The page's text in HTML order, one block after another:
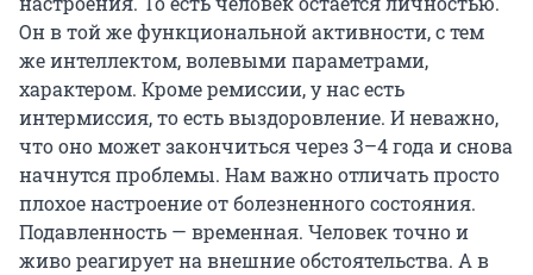
Он в той же функциональной активности, с тем
же интеллектом, волевыми параметрами,
характером. Кроме ремиссии, у нас есть
интермиссия, то есть выздоровление. И неважно,
что оно может закончиться через 3–4 года и снова
начнутся проблемы. Нам важно отличать просто
плохое настроение от болезненного состояния.
Подавленность — временная. Человек точно и
живо реагирует на внешние обстоятельства. А в